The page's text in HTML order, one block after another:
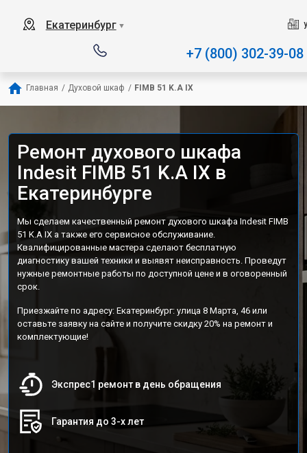
Екатеринбург ▼
+7 (800) 302-39-08
Главная / Духовой шкаф / FIMB 51 K.A IX
Ремонт духового шкафа
Indesit FIMB 51 K.A IX в
Екатеринбурге
Мы сделаем качественный ремонт духового шкафа Indesit FIMB
51 K.A IX а также его сервисное обслуживание.
Квалифицированные мастера сделают бесплатную
диагностику вашей техники и выявят неисправность. Проведут
нужные ремонтные работы по доступной цене и в оговоренный
срок.
Приезжайте по адресу: Екатеринбург: улица 8 Марта, 46 или
оставьте заявку на сайте и получите скидку 20% на ремонт и
комплектующие!
Экспрес1 ремонт в день обращения
Гарантия до 3-х лет